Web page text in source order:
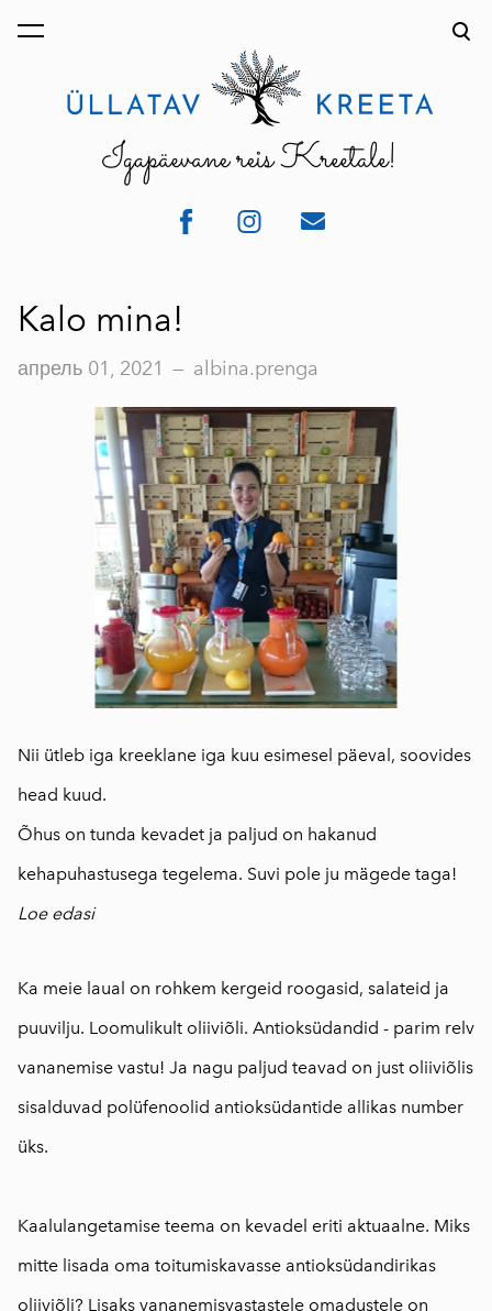
был добавлен в
Kalo mina!
апрель 01, 2021 — albina.prenga
Nii ütleb iga kreeklane iga kuu esimesel päeval, soovides
head kuud.
Õhus on tunda kevadet ja paljud on hakanud
kehapuhastusega tegelema. Suvi pole ju mägede taga!
Loe edasi
Ka meie laual on rohkem kergeid roogasid, salateid ja
puuvilju. Loomulikult oliiviõli. Antioksüdandid - parim relv
vananemise vastu! Ja nagu paljud teavad on just oliiviõlis
sisalduvad polüfenoolid antioksüdantide allikas number
üks.
Kaalulangetamise teema on kevadel eriti aktuaalne. Miks
mitte lisada oma toitumiskavasse antioksüdandirikas
oliiviõli? Lisaks vananemisvastastele omadustele on